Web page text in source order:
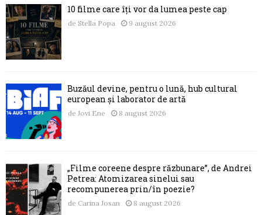
10 filme care îți vor da lumea peste cap
de Stella Popa 9 august 2026
Buzăul devine, pentru o lună, hub cultural
european și laborator de artă
de Jovi Ene 8 august 2026
„Filme coreene despre răzbunare”, de Andrei
Petrea: Atomizarea sinelui sau
recompunerea prin/în poezie?
de Carina Josan 8 august 2026